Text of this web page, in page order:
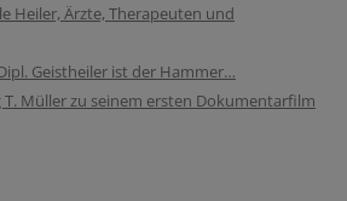
Heiler, Ärzte, Therapeuten und
Geistheiler ist der Hammer…
Müller zu seinem ersten Dokumentarfilm